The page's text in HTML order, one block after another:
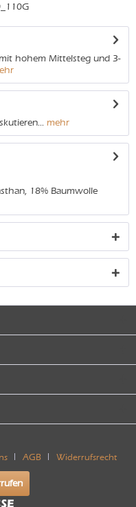
hohem Mittelsteg und 3-
mehr
18% Baumwolle
AGB Widerrufsrecht